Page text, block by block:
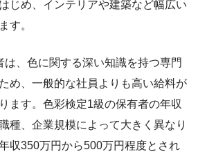
じめ、インテリアや建築など幅広い
す。
、色に関する深い知識を持つ専門
め、一般的な社員よりも高い給料が
ます。色彩検定1級の保有者の年収
種、企業規模によって大きく異なり
収350万円から500万円程度とされ